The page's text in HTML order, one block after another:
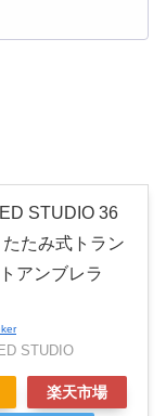
STUDIO 36
たみ式トラン
アンブレラ
STUDIO
楽天市場